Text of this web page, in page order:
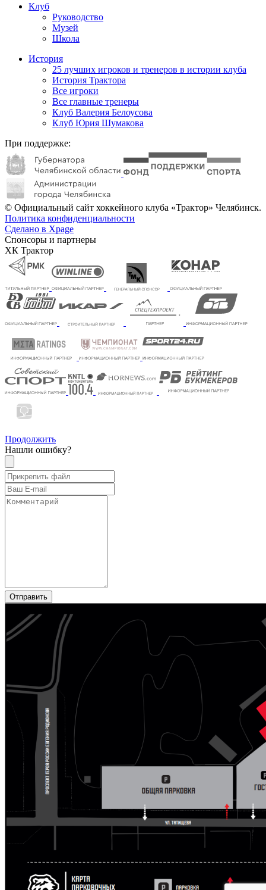
Клуб
Руководство
Музей
Школа
История
25 лучших игроков и тренеров в истории клуба
История Трактора
Все игроки
Все главные тренеры
Клуб Валерия Белоусова
Клуб Юрия Шумакова
При поддержке:
© Официальный сайт хоккейного клуба «Трактор» Челябинск.
Политика конфиденциальности
Сделано в Xpage
Спонсоры и партнеры
ХК Трактор
Продолжить
Нашли ошибку?